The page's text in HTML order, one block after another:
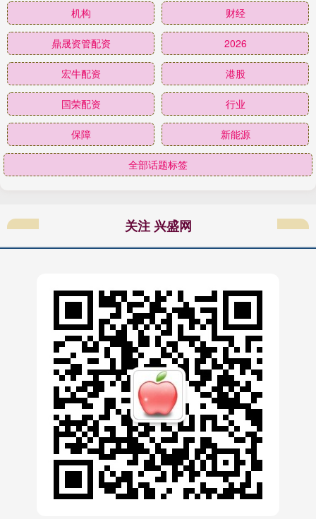
机构 财经
鼎晟资管配资 2026
宏牛配资 港股
国荣配资 行业
保障 新能源
全部话题标签
关注 兴盛网